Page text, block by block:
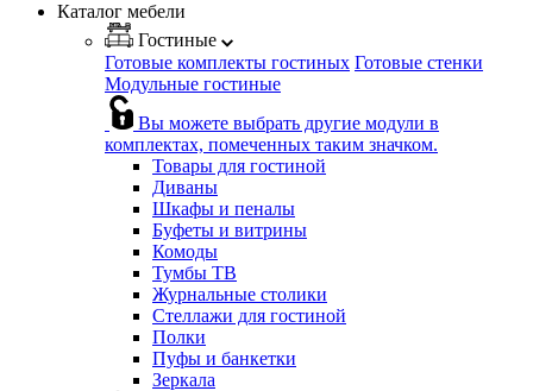
Каталог мебели
Гостиные
Готовые комплекты гостиных Готовые стенки
Модульные гостиные
Вы можете выбрать другие модули в
комплектах, помеченных таким значком.
Товары для гостиной
Диваны
Шкафы и пеналы
Буфеты и витрины
Комоды
Тумбы ТВ
Журнальные столики
Стеллажи для гостиной
Полки
Пуфы и банкетки
Зеркала